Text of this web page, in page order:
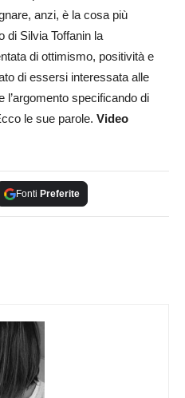
anzi, è la cosa più
di Silvia Toffanin la
di ottimismo, positività e
di essersi interessata alle
l’argomento specificando di
le sue parole. Video
Fonti Preferite